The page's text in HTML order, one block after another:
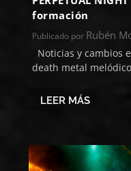
formación
Publicado por Rubén
Noticias y cambios
death metal melódico
LEER MÁS